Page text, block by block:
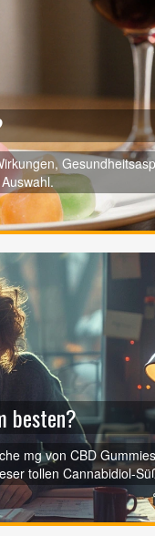
besten?
mg von CBD
tollen Cannabidiol-
funktioniert. In
um euch zu helfen,